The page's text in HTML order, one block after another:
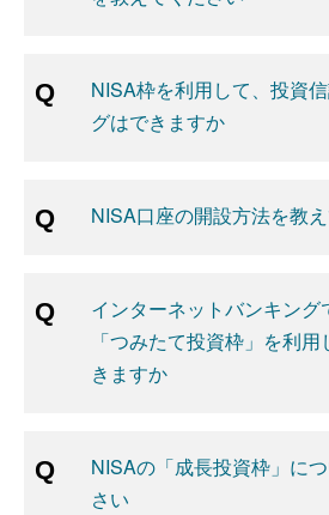
NISA枠を利用して、投資
グはできますか
NISA口座の開設方法を教
インターネットバンキング
「つみたて投資枠」を利
きますか
NISAの「成長投資枠」に
さい